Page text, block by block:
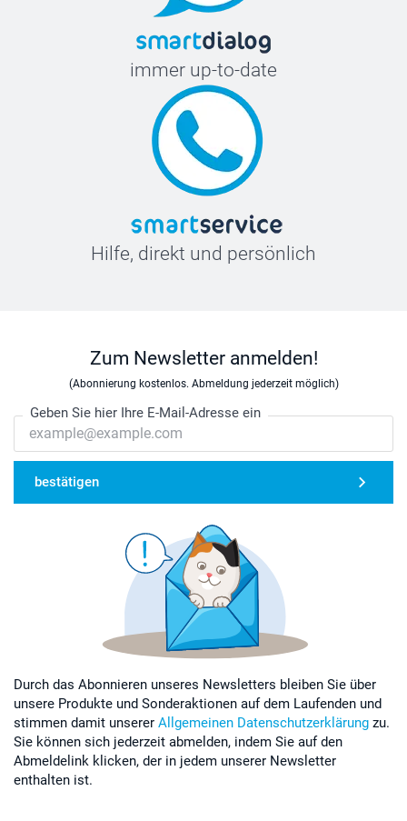
immer up-to-date
Hilfe, direkt und persönlich
Zum Newsletter anmelden!
(Abonnierung kostenlos. Abmeldung jederzeit möglich)
Geben Sie hier Ihre E-Mail-Adresse ein
bestätigen
Durch das Abonnieren unseres Newsletters bleiben Sie über
unsere Produkte und Sonderaktionen auf dem Laufenden und
stimmen damit unserer Allgemeinen Datenschutzerklärung zu.
Sie können sich jederzeit abmelden, indem Sie auf den
Abmeldelink klicken, der in jedem unserer Newsletter
enthalten ist.